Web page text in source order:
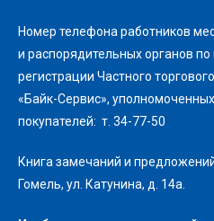
Номер телефона работников
и распорядительных органов по
регистрации Частного
«Байк-Сервис»,
покупателей: т. 34-77-50
Книга замечаний и
Гомель, ул. Катунина, д. 14а.